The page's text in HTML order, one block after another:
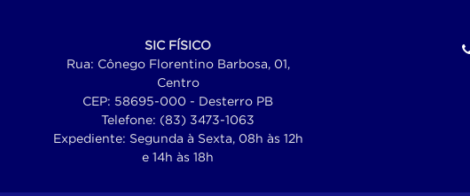
SIC FÍSICO
Rua: Cônego Florentino Barbosa, 01,
Centro
CEP: 58695-000 - Desterro PB
Telefone: (83) 3473-1063
Expediente: Segunda à Sexta, 08h às 12h
e 14h às 18h